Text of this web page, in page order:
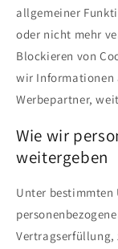
allgemeiner
oder nicht mehr
Blockieren von
wir Informationen
Werbepartner,
Wie wir
weitergeben
Unter bestimmten
Vertragserfüllung,